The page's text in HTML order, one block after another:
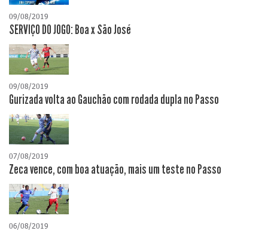
09/08/2019
SERVIÇO DO JOGO: Boa x São José
09/08/2019
Gurizada volta ao Gauchão com rodada dupla no Passo
07/08/2019
Zeca vence, com boa atuação, mais um teste no Passo
06/08/2019